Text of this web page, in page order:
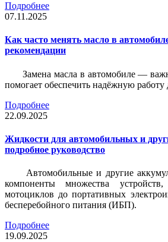
Подробнее
07.11.2025
Как часто менять масло в
рекомендации
Замена масла в автомобиле —
помогает обеспечить надёжную работу
Подробнее
22.09.2025
Жидкости для автомобильных и
подробное руководство
Автомобильные и другие
компоненты множества
мотоциклов до портативных
бесперебойного питания (ИБП).
Подробнее
19.09.2025